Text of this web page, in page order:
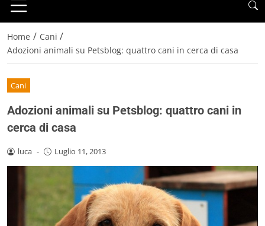
Home / Cani /
Adozioni animali su Petsblog: quattro cani in cerca di casa
Cani
Adozioni animali su Petsblog: quattro cani in
cerca di casa
luca - Luglio 11, 2013